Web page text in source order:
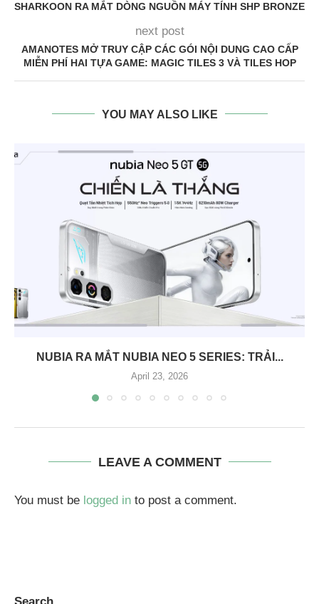
SHARKOON RA MẮT DÒNG NGUỒN MÁY TÍNH SHP BRONZE
next post
AMANOTES MỞ TRUY CẬP CÁC GÓI NỘI DUNG CAO CẤP
MIỄN PHÍ HAI TỰA GAME: MAGIC TILES 3 VÀ TILES HOP
YOU MAY ALSO LIKE
NUBIA RA MẮT NUBIA NEO 5 SERIES: TRẢI...
April 23, 2026
LEAVE A COMMENT
You must be logged in to post a comment.
Search